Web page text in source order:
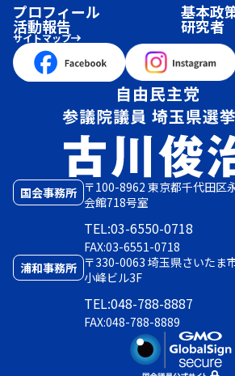
国会事務所 〒100-8962 東京都千代田区
会館718号室
TEL:03-6550-0718
FAX:03-6551-0718
浦和事務所 〒330-0063 埼玉県さいたま
小峰ビル3F
TEL:048-788-8887
FAX:048-788-8889
プロフィール 基本政
活動報告 研究者
サイトマップ